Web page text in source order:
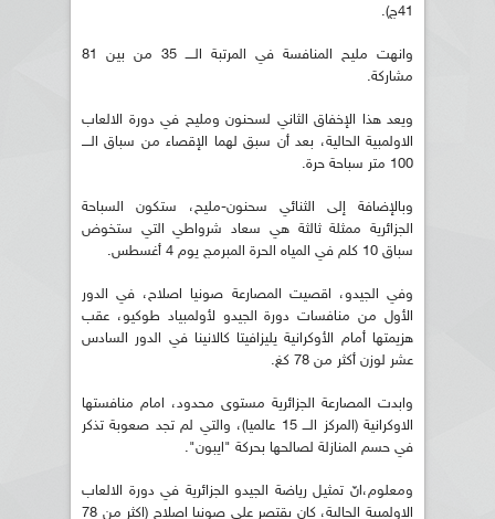
41ج).
وانهت مليح المنافسة في المرتبة الــــ 35 من بين 81
مشاركة.
ويعد هذا الإخفاق الثاني لسحنون ومليح في دورة الالعاب
الاولمبية الحالية، بعد أن سبق لهما الإقصاء من سباق الــــ
100 متر سباحة حرة.
وبالإضافة إلى الثنائي سحنون-مليح، ستكون السباحة
الجزائرية ممثلة ثالثة هي سعاد شرواطي التي ستخوض
سباق 10 كلم في المياه الحرة المبرمج يوم 4 أغسطس.
وفي الجيدو، اقصيت المصارعة صونيا اصلاح، في الدور
الأول من منافسات دورة الجيدو لأولمبياد طوكيو، عقب
هزيمتها أمام الأوكرانية يليزافيتا كالانينا في الدور السادس
عشر لوزن أكثر من 78 كغ.
وابدت المصارعة الجزائرية مستوى محدود، امام منافستها
الاوكرانية (المركز الـــ 15 عالميا)، والتي لم تجد صعوبة تذكر
في حسم المنازلة لصالحها بحركة "ايبون".
ومعلوم،انّ تمثيل رياضة الجيدو الجزائرية في دورة الالعاب
الاولمبية الحالية، كان يقتصر على صونيا اصلاح (اكثر من 78